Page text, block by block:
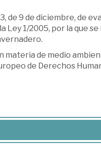
de 9 de diciembre, de
Ley 1/2005, por la que
materia de medio
de Derechos